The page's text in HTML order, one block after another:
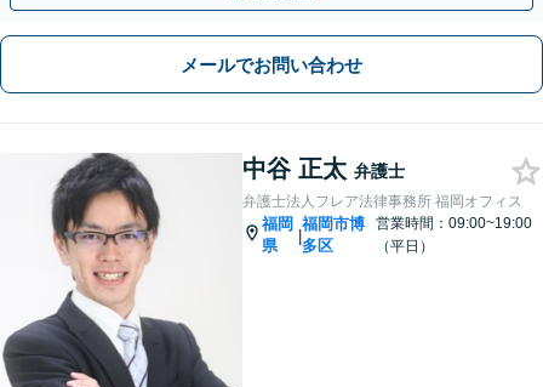
メールでお問い合わせ
中谷 正太 弁護士
弁護士法人フレア法律事務所 福岡オフィス
福岡
県
|
福岡市博
多区
営業時間：09:00~19:00
（平日）